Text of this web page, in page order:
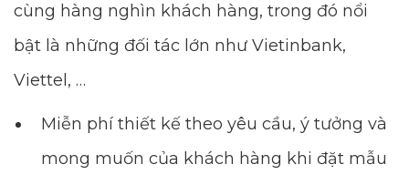
cùng hàng nghìn khách hàng, trong đó nổi
bật là những đối tác lớn như Vietinbank,
Viettel, …
Miễn phí thiết kế theo yêu cầu, ý tưởng và
mong muốn của khách hàng khi đặt mẫu